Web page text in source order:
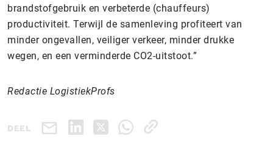
brandstofgebruik en verbeterde (chauffeurs)
productiviteit. Terwijl de samenleving profiteert van
minder ongevallen, veiliger verkeer, minder drukke
wegen, en een verminderde CO2-uitstoot.”
Redactie LogistiekProfs
DEEL